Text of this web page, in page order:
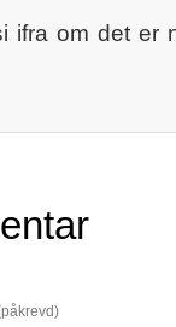
ifra om det er